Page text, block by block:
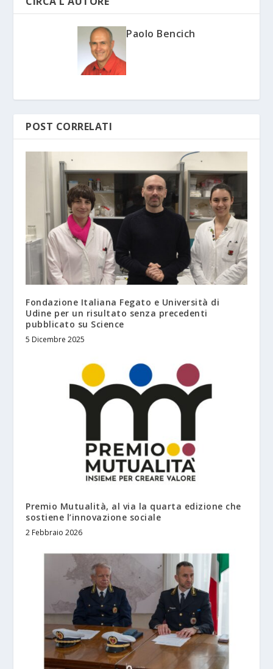
Paolo Bencich
POST CORRELATI
Fondazione Italiana Fegato e Università di
Udine per un risultato senza precedenti
pubblicato su Science
5 Dicembre 2025
Premio Mutualità, al via la quarta edizione che
sostiene l’innovazione sociale
2 Febbraio 2026